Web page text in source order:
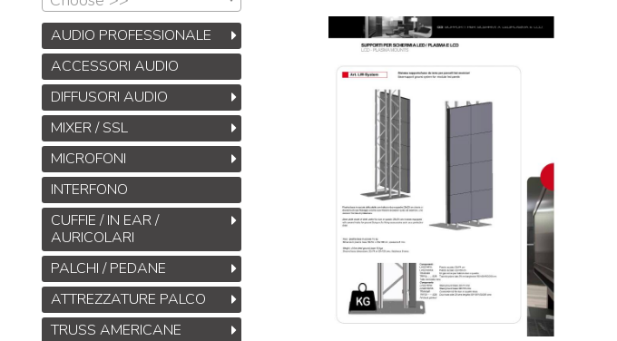
AUDIO PROFESSIONALE
ACCESSORI AUDIO
DIFFUSORI AUDIO
MIXER / SSL
MICROFONI
INTERFONO
CUFFIE / IN EAR /
AURICOLARI
PALCHI / PEDANE
ATTREZZATURE PALCO
TRUSS AMERICANE